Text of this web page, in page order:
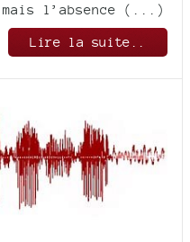
mais l’absence (...)
Lire la suite..